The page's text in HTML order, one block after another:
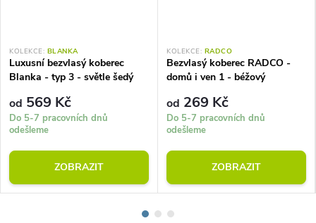
KOLEKCE: BLANKA
Luxusní bezvlasý koberec
Blanka - typ 3 - světle šedý
od 569 Kč
Do 5-7 pracovních dnů
odešleme
ZOBRAZIT
KOLEKCE: RADCO
Bezvlasý koberec RADCO -
domů i ven 1 - béžový
od 269 Kč
Do 5-7 pracovních dnů
odešleme
ZOBRAZIT